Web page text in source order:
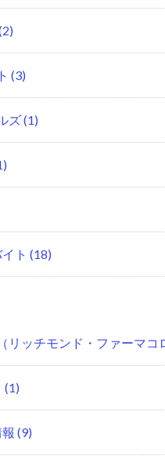
(3)
ズ(1)
ト (18)
リッチモンド・ファーマコ
(1)
(9)